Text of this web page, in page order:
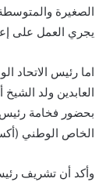
الصغيرة
يجري العمل على
اما رئيس الاتحاد
العابدين ولد
بحضور فخامة رئيس
الخاص الوطني (أكسبو
وأكد أن تشريف